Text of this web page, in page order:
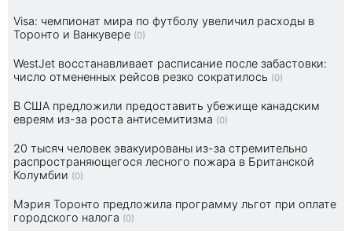
Visa: чемпионат мира по футболу увеличил расходы в
Торонто и Ванкувере (0)
WestJet восстанавливает расписание после забастовки:
число отмененных рейсов резко сократилось (0)
В США предложили предоставить убежище канадским
евреям из-за роста антисемитизма (0)
20 тысяч человек эвакуированы из-за стремительно
распространяющегося лесного пожара в Британской
Колумбии (0)
Мэрия Торонто предложила программу льгот при оплате
городского налога (0)